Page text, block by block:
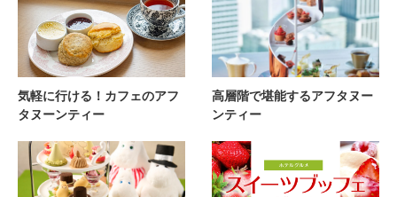
気軽に行ける！カフェのアフ
タヌーンティー
高層階で堪能するアフタヌー
ンティー